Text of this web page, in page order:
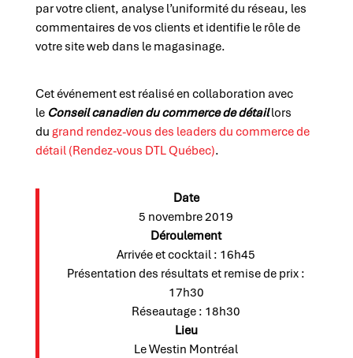
par votre client, analyse l’uniformité du réseau, les
commentaires de vos clients et identifie le rôle de
votre site web dans le magasinage.
Cet événement est réalisé en collaboration avec
le Conseil canadien du commerce de détaillors
du grand rendez-vous des leaders du commerce de
détail (Rendez-vous DTL Québec).
Date
5 novembre 2019
Déroulement
Arrivée et cocktail : 16h45
Présentation des résultats et remise de prix :
17h30
Réseautage : 18h30
Lieu
Le Westin Montréal